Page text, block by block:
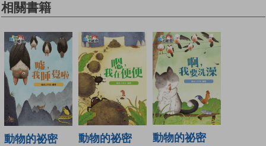
相關書籍
動物的祕密
動物的祕密
動物的祕密